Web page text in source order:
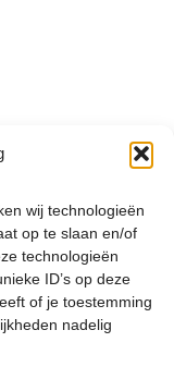
wij technologieën
op te slaan en/of
technologieën
ID’s op deze
of je toestemming
nadelig